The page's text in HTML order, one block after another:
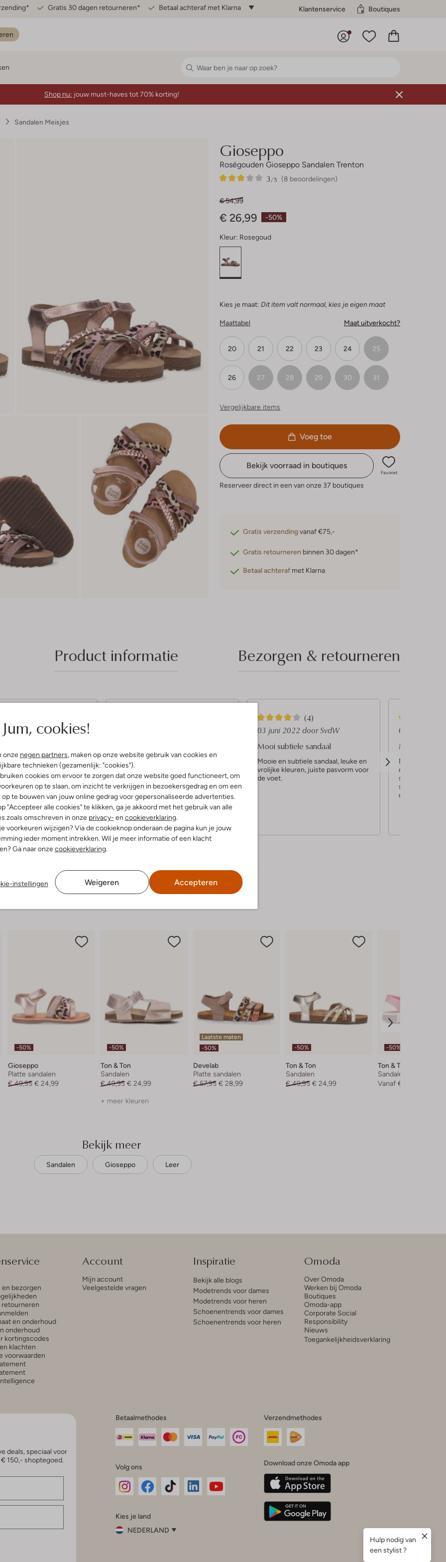
Gratis 30 dagen retourneren* Betaal achteraf met Klarna Klantenservice Boutiques
Jum, cookies!
onze negen partners, maken op onze website gebruik van cookies en
technieken (gezamenlijk: "cookies").
cookies om ervoor te zorgen dat onze website goed functioneert, om
op te slaan, om inzicht te verkrijgen in bezoekersgedrag en om een
op te bouwen van jouw online gedrag voor gepersonaliseerde advertenties.
"Accepteer alle cookies" te klikken, ga je akkoord met het gebruik van alle
zoals omschreven in onze privacy- en cookieverklaring.
voorkeuren wijzigen? Via de cookieknop onderaan de pagina kun je jouw
ieder moment intrekken. Wil je meer informatie of een klacht
Ga naar onzecookieverklaring.
instellingen Weigeren Accepteren
Shop nu: jouw must-haves tot 70% korting!
Sandalen Meisjes
Gioseppo
Roségouden Gioseppo Sandalen Trenton
(8 beoordelingen)
3/5
8
3
-50%
€ 54,99
€ 26,99
Kleur: Rosegoud
Kies je maat: Dit item valt normaal, kies je eigen maat
Maattabel Maat uitverkocht?
20 21 22 23 24 25
26 27 28 29 30 31
Vergelijkbare items
Voeg toe
Bekijk voorraad in boutiques
Favoriet
Reserveer direct in een van onze 37 boutiques
Gratis verzendingvanaf €75,-
Gratis retourneren binnen 30 dagen*
Betaal achteraf met Klarna
Product informatie Bezorgen & retourneren
2022door Evita
maar de bandjes
tenen zitten te strak dus
er niet in, helaas.
e
r
e
n
Mooie en subtiele sandaal, leuke en
vrolijke kleuren, juiste pasvorm voor
de voet.
4
S
t
e
r
(4)
03 juni 2022 door SvdW
Mooi subtiele sandaal
Mooie en subtiele sandaal, leuke en
vrolijke kleuren, juiste pasvorm voor
de voet.
4
S
t
e
r
r
e
03 mei 2022
Mooie
Mooie
de wat
sluiting, ideaal
snel zelf de
doen.
-50%
Gioseppo
Platte sandalen
€ 49,95 € 24,99
-50%
Ton & Ton
Sandalen
€ 49,95 € 24,99
+ meer kleuren
Laatste maten
-50%
Develab
Platte sandalen
€ 57,95 € 28,99
-50%
Ton & Ton
Sandalen
€ 49,95 € 24,99
-50%
Ton & Ton
Sandalen
Vanaf € 21,99
Bekijk meer
Sandalen Gioseppo Leer
en bezorgen
retourneren
en onderhoud
onderhoud
kortingscodes
klachten
voorwaarden
Account
Mijn account
Veelgestelde vragen
Inspiratie
Bekijk alle blogs
Modetrends voor dames
Modetrends voor heren
Schoenentrends voor dames
Schoenentrends voor heren
Omoda
Over Omoda
Werken bij Omoda
Boutiques
Omoda-app
Corporate Social
Responsibility
Nieuws
Toegankelijkheidsverklaring
deals, speciaal voor
150,- shoptegoed.
Betaalmethodes
Volg ons
InstagramFacebook
Kies je land
NEDERLAND
Verzendmethodes
Download onze Omoda app